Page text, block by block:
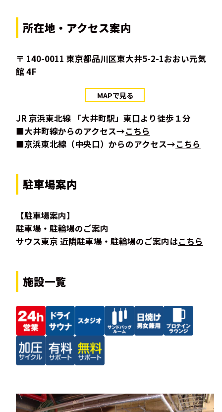
所在地・アクセス案内
〒 140-0011 東京都品川区東大井5-2-1おおい元気
館 4F
MAPで見る
JR 京浜東北線 「大井町駅」東口より徒歩１分
■大井町線からのアクセス→こちら
■京浜東北線（中央口）からのアクセス→こちら
駐車場案内
【駐車場案内】
駐車場・駐輪場のご案内
サウス東京 近隣駐車場・駐輪場のご案内はこちら
施設一覧